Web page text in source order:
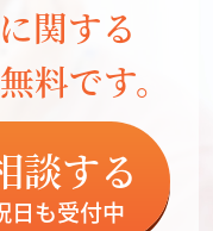
関する
料です。
談する
日も受付中